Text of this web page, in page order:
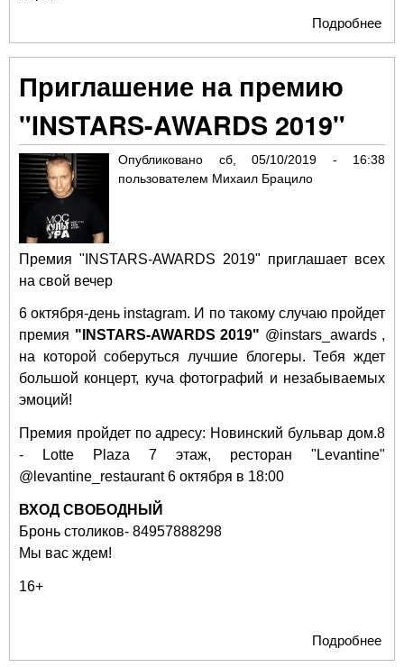
Подробнее
Приглашение на премию
"INSTARS-AWARDS 2019"
Опубликовано сб, 05/10/2019 - 16:38
пользователем Михаил Брацило
Премия "INSTARS-AWARDS 2019" приглашает всех
на свой вечер
6 октября-день instagram. И по такому случаю пройдет
премия "INSTARS-AWARDS 2019" @instars_awards ,
на которой соберуться лучшие блогеры. Тебя ждет
большой концерт, куча фотографий и незабываемых
эмоций!
Премия пройдет по адресу: Новинский бульвар дом.8
- Lotte Plaza 7 этаж, ресторан "Levantine"
@levantine_restaurant 6 октября в 18:00
ВХОД СВОБОДНЫЙ
Бронь столиков- 84957888298
Мы вас ждем!
16+
Подробнее